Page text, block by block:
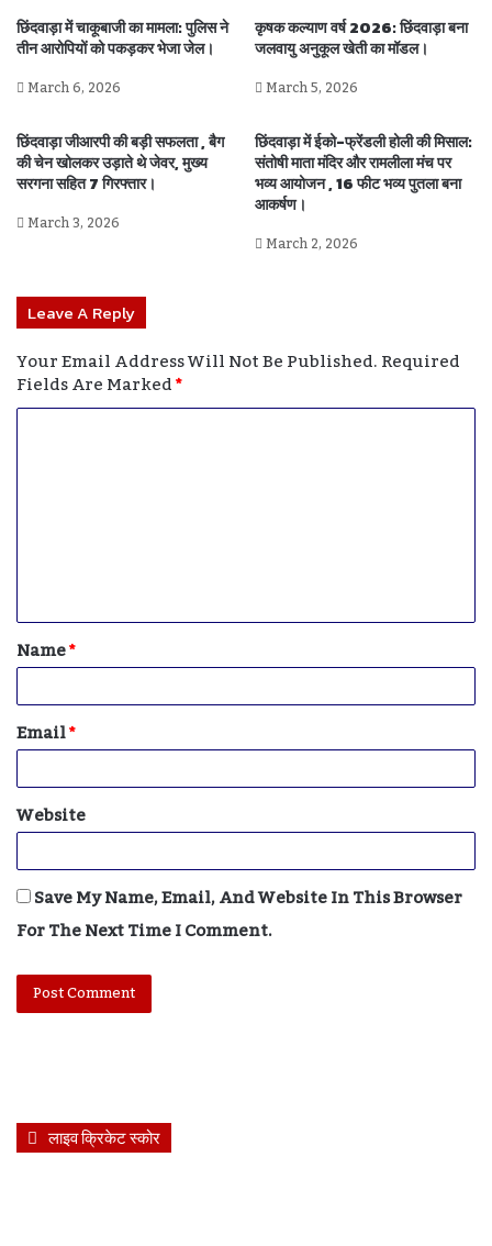
छिंदवाड़ा में चाकूबाजी का मामला: पुलिस ने
तीन आरोपियों को पकड़कर भेजा जेल।
March 6, 2026
कृषक कल्याण वर्ष 2026: छिंदवाड़ा बना
जलवायु अनुकूल खेती का मॉडल।
March 5, 2026
छिंदवाड़ा जीआरपी की बड़ी सफलता , बैग
की चेन खोलकर उड़ाते थे जेवर, मुख्य
सरगना सहित 7 गिरफ्तार।
March 3, 2026
छिंदवाड़ा में ईको-फ्रेंडली होली की मिसाल:
संतोषी माता मंदिर और रामलीला मंच पर
भव्य आयोजन , 16 फीट भव्य पुतला बना
आकर्षण।
March 2, 2026
Leave A Reply
Your Email Address Will Not Be Published.Required
Fields Are Marked*
T
*
Name*
Email*
Website
Save My Name, Email, And Website In This Browser
For The Next Time I Comment.
लाइव क्रिकेट स्कोर